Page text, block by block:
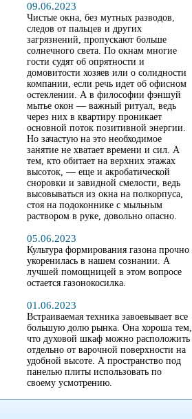
09.06.2023
Чистые окна, без мутных разводов,
следов от пальцев и других
загрязнений, пропускают больше
солнечного света. По окнам многие
гости судят об опрятности и
домовитости хозяев или о солидности
компании, если речь идет об офисном
остеклении. А в философии фэншуй
мытье окон — важный ритуал, ведь
через них в квартиру проникает
основной поток позитивной энергии.
Но зачастую на это необходимое
занятие не хватает времени и сил. А
тем, кто обитает на верхних этажах
высоток, — еще и акробатической
сноровки и завидной смелости, ведь
высовываться из окна на полкорпуса,
стоя на подоконнике с мыльным
раствором в руке, довольно опасно.
05.06.2023
Культура формирования газона прочно
укоренилась в нашем сознании. А
лучшей помощницей в этом вопросе
остается газонокосилка.
01.06.2023
Встраиваемая техника завоевывает все
большую долю рынка. Она хороша тем,
что духовой шкаф можно расположить
отдельно от варочной поверхности на
удобной высоте. А пространство под
панелью плиты использовать по
своему усмотрению.